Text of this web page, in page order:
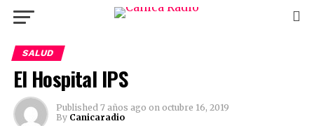
SALUD
El Hospital IPS
Published 7 años ago on octubre 16, 2019
By Canicaradio